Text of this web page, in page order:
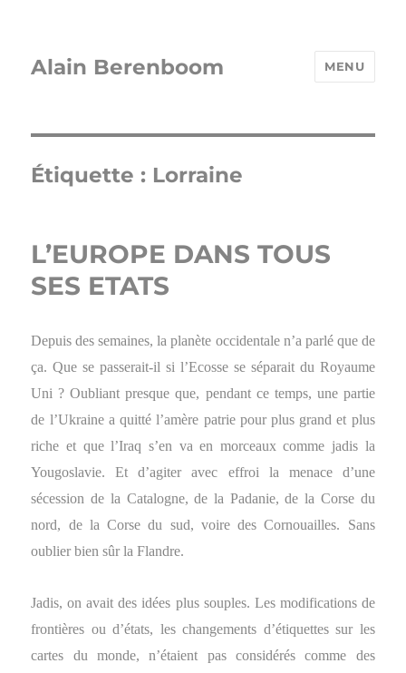
Alain Berenboom MENU
Étiquette : Lorraine
L’EUROPE DANS TOUS
SES ETATS
Depuis des semaines, la planète occidentale n’a parlé que de
ça. Que se passerait-il si l’Ecosse se séparait du Royaume
Uni ? Oubliant presque que, pendant ce temps, une partie
de l’Ukraine a quitté l’amère patrie pour plus grand et plus
riche et que l’Iraq s’en va en morceaux comme jadis la
Yougoslavie. Et d’agiter avec effroi la menace d’une
sécession de la Catalogne, de la Padanie, de la Corse du
nord, de la Corse du sud, voire des Cornouailles. Sans
oublier bien sûr la Flandre.
Jadis, on avait des idées plus souples. Les modifications de
frontières ou d’états, les changements d’étiquettes sur les
cartes du monde, n’étaient pas considérés comme des